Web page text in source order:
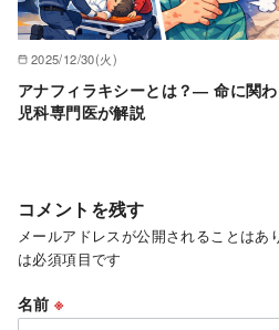
2025/12/30(火)
アナフィラキシーとは？― 命に関
児科専門医が解説
コメントを残す
メールアドレスが公開されることはあ
は必須項目です
名前※